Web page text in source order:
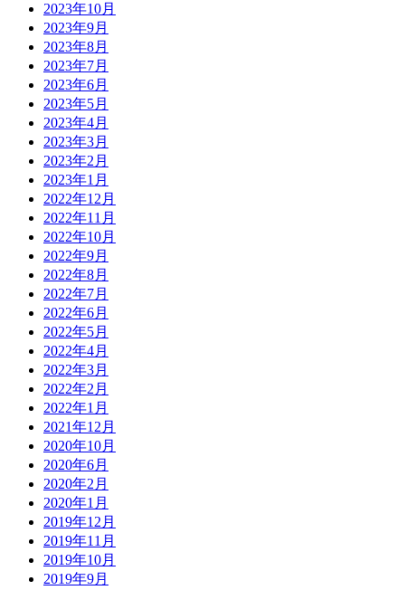
2023年10月
2023年9月
2023年8月
2023年7月
2023年6月
2023年5月
2023年4月
2023年3月
2023年2月
2023年1月
2022年12月
2022年11月
2022年10月
2022年9月
2022年8月
2022年7月
2022年6月
2022年5月
2022年4月
2022年3月
2022年2月
2022年1月
2021年12月
2020年10月
2020年6月
2020年2月
2020年1月
2019年12月
2019年11月
2019年10月
2019年9月